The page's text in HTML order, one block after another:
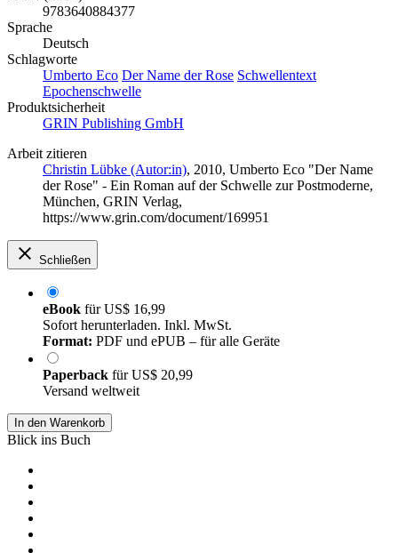
9783640884377
Sprache
Deutsch
Schlagworte
Umberto Eco Der Name der Rose Schwellentext
Epochenschwelle
Produktsicherheit
GRIN Publishing GmbH
Arbeit zitieren
Christin Lübke (Autor:in), 2010, Umberto Eco "Der Name
der Rose" - Ein Roman auf der Schwelle zur Postmoderne,
München, GRIN Verlag,
https://www.grin.com/document/169951
Schließen
eBook fürUS$ 16,99
Sofort herunterladen. Inkl. MwSt.
Format: PDF und ePUB – für alle Geräte
Paperback fürUS$ 20,99
Versand weltweit
In den Warenkorb
Blick ins Buch